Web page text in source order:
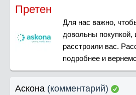
Претен
Для нас важно,
довольны
расстроили вас.
подробнее и
Аскона (комментарий)